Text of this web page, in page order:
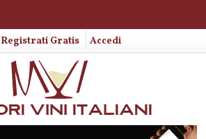
Registrati Gratis Accedi